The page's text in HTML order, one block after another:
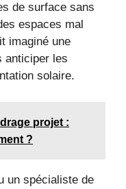
de surface sans
espaces mal
imaginé une
anticiper les
solaire.
projet :
?
un spécialiste de